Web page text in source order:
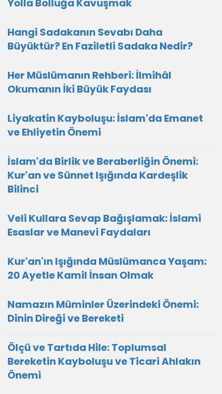
Yolla Bolluğa Kavuşmak
Hangi Sadakanın Sevabı Daha
Büyüktür? En Faziletli Sadaka Nedir?
Her Müslümanın Rehberi: İlmihâl
Okumanın İki Büyük Faydası
Liyakatin Kayboluşu: İslam'da Emanet
ve Ehliyetin Önemi
İslam'da Birlik ve Beraberliğin Önemi:
Kur'an ve Sünnet Işığında Kardeşlik
Bilinci
Veli Kullara Sevap Bağışlamak: İslami
Esaslar ve Manevi Faydaları
Kur'an'ın Işığında Müslümanca Yaşam:
20 Ayetle Kamil İnsan Olmak
Namazın Müminler Üzerindeki Önemi:
Dinin Direği ve Bereketi
Ölçü ve Tartıda Hile: Toplumsal
Bereketin Kayboluşu ve Ticari Ahlakın
Önemi